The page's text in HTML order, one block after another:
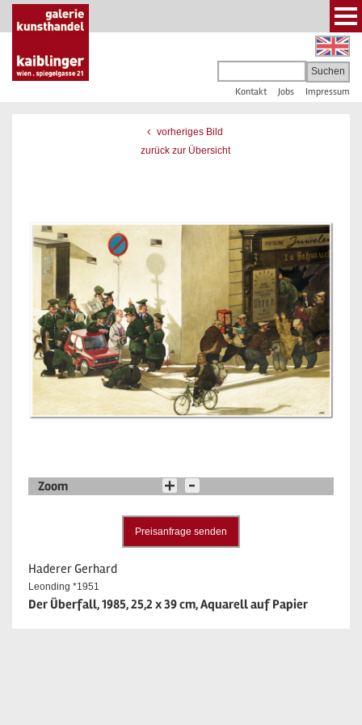
Kontakt Jobs Impressum
vorheriges Bild
zurück zur Übersicht
Zoom
Preisanfrage senden
Haderer Gerhard
Leonding *1951
Der Überfall, 1985, 25,2 x 39 cm, Aquarell auf Papier